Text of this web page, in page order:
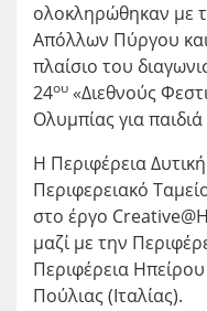
ολοκληρώθηκαν με
Απόλλων Πύργου
πλαίσιο του
24ου «Διεθνούς
Ολυμπίας για
Η Περιφέρεια
Περιφερειακό
στο έργο
μαζί με την
Περιφέρεια
Πούλιας (Ιταλίας).